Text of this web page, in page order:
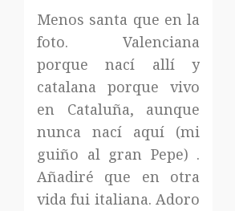
Menos santa que en la
foto. Valenciana
porque nací allí y
catalana porque vivo
en Cataluña, aunque
nunca nací aquí (mi
guiño al gran Pepe) .
Añadiré que en otra
vida fui italiana. Adoro